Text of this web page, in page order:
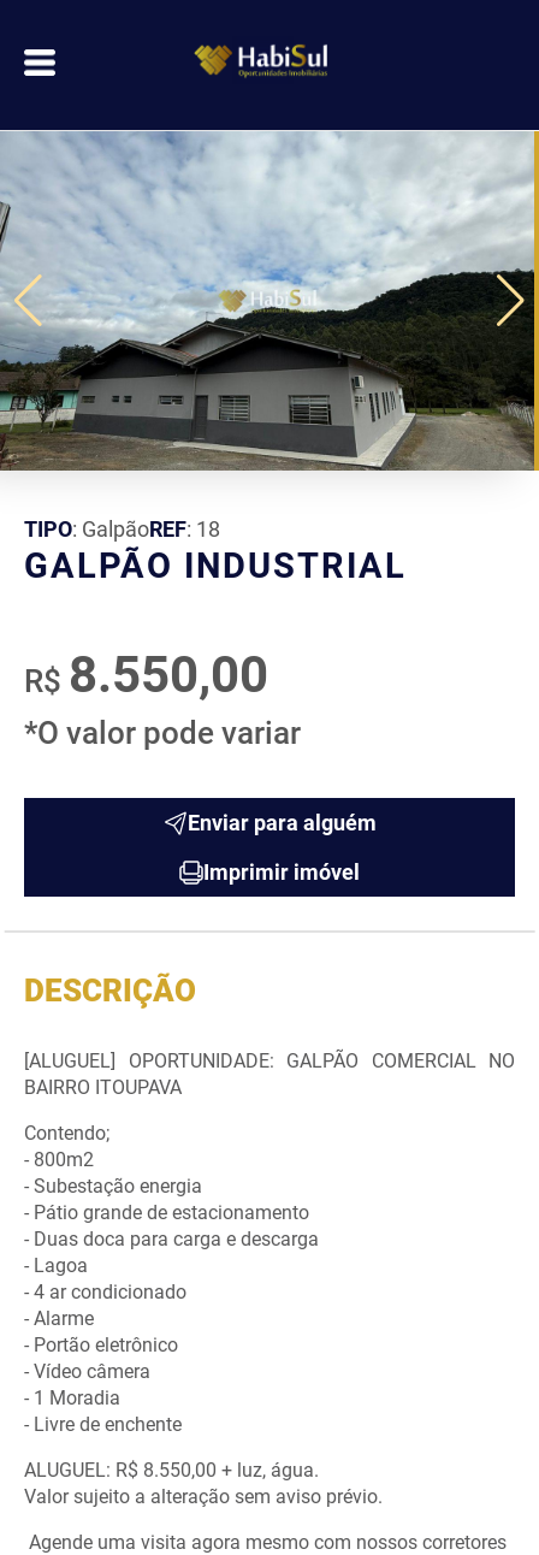
TIPO: GalpãoREF: 18
GALPÃO INDUSTRIAL
R$ 8.550,00
*O valor pode variar
Enviar para alguém
Imprimir imóvel
DESCRIÇÃO
[ALUGUEL] OPORTUNIDADE: GALPÃO COMERCIAL NO
BAIRRO ITOUPAVA
Contendo;
- 800m2
- Subestação energia
- Pátio grande de estacionamento
- Duas doca para carga e descarga
- Lagoa
- 4 ar condicionado
- Alarme
- Portão eletrônico
- Vídeo câmera
- 1 Moradia
- Livre de enchente
ALUGUEL: R$ 8.550,00 + luz, água.
Valor sujeito a alteração sem aviso prévio.
Agende uma visita agora mesmo com nossos corretores